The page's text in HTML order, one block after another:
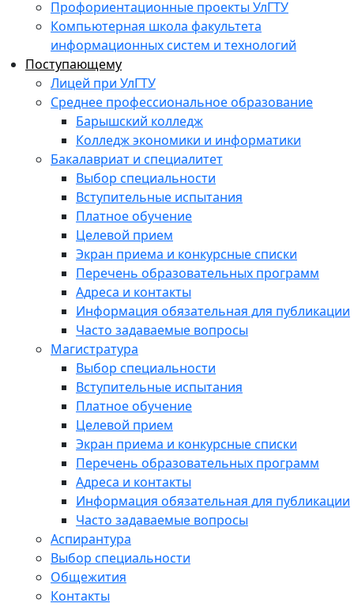
Профориентационные проекты УлГТУ
Компьютерная школа факультета
информационных систем и технологий
Поступающему
Лицей при УлГТУ
Среднее профессиональное образование
Барышский колледж
Колледж экономики и информатики
Бакалавриат и специалитет
Выбор специальности
Вступительные испытания
Платное обучение
Целевой прием
Экран приема и конкурсные списки
Перечень образовательных программ
Адреса и контакты
Информация обязательная для публикации
Часто задаваемые вопросы
Магистратура
Выбор специальности
Вступительные испытания
Платное обучение
Целевой прием
Экран приема и конкурсные списки
Перечень образовательных программ
Адреса и контакты
Информация обязательная для публикации
Часто задаваемые вопросы
Аспирантура
Выбор специальности
Общежития
Контакты